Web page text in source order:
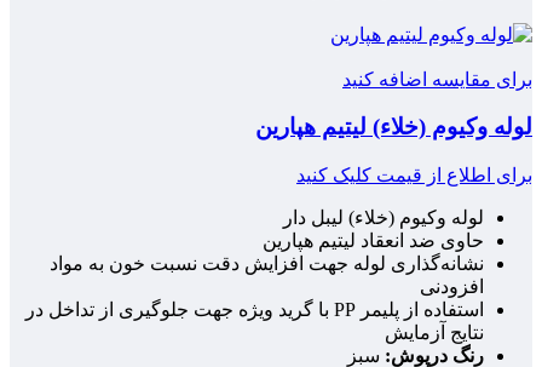
برای مقایسه اضافه کنید
لوله وکیوم (خلاء) لیتیم هپارین
برای اطلاع از قیمت کلیک کنید
لوله وکیوم (خلاء) لیبل دار
حاوی ضد انعقاد لیتیم هپارین
نشانه‌گذاری لوله جهت افزایش دقت نسبت خون به مواد
افزودنی
استفاده از پلیمر PP با گرید ویژه جهت جلوگیری از تداخل در
نتایج آزمایش
رنگ درپوش: سبز